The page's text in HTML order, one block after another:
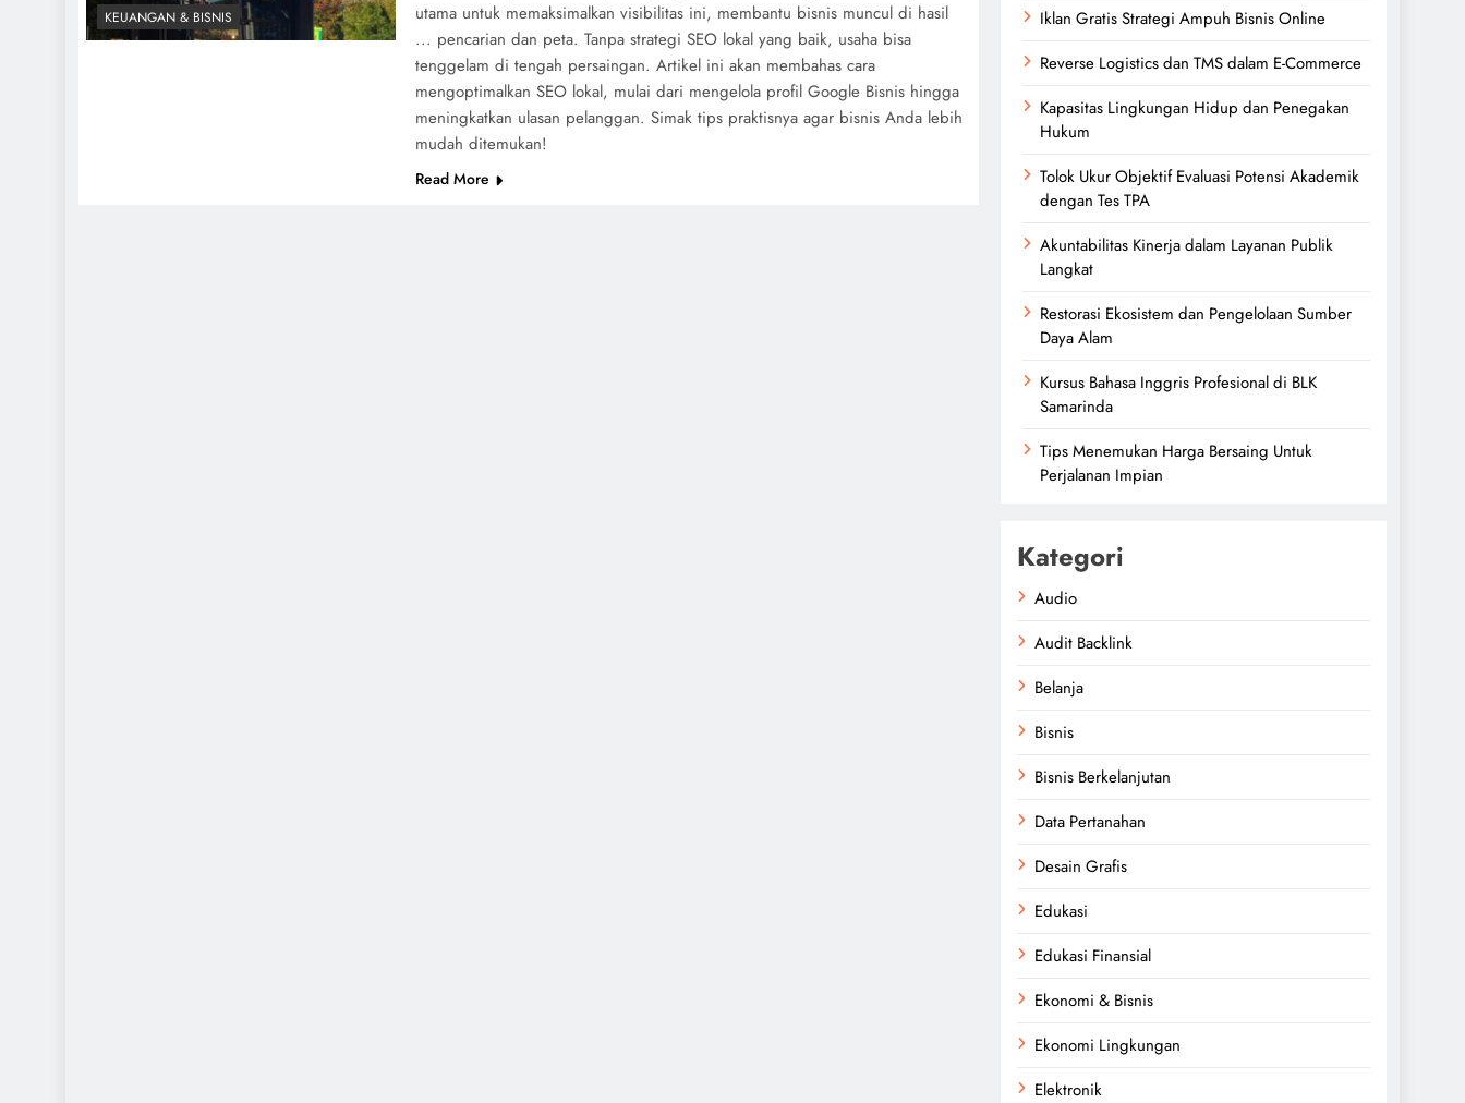
KEUANGAN & BISNIS
utama untuk memaksimalkan visibilitas ini, membantu bisnis muncul di hasil
... pencarian dan peta. Tanpa strategi SEO lokal yang baik, usaha bisa
tenggelam di tengah persaingan. Artikel ini akan membahas cara
mengoptimalkan SEO lokal, mulai dari mengelola profil Google Bisnis hingga
meningkatkan ulasan pelanggan. Simak tips praktisnya agar bisnis Anda lebih
mudah ditemukan!
Read More
Iklan Gratis Strategi Ampuh Bisnis Online
Reverse Logistics dan TMS dalam E-Commerce
Kapasitas Lingkungan Hidup dan Penegakan
Hukum
Tolok Ukur Objektif Evaluasi Potensi Akademik
dengan Tes TPA
Akuntabilitas Kinerja dalam Layanan Publik
Langkat
Restorasi Ekosistem dan Pengelolaan Sumber
Daya Alam
Kursus Bahasa Inggris Profesional di BLK
Samarinda
Tips Menemukan Harga Bersaing Untuk
Perjalanan Impian
Kategori
Audio
Audit Backlink
Belanja
Bisnis
Bisnis Berkelanjutan
Data Pertanahan
Desain Grafis
Edukasi
Edukasi Finansial
Ekonomi & Bisnis
Ekonomi Lingkungan
Elektronik